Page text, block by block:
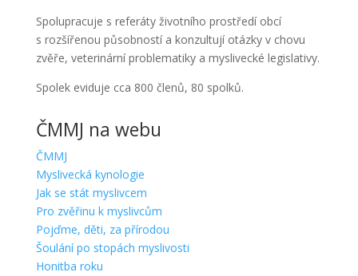
Spolupracuje s referáty životního prostředí obcí
s rozšířenou působností a konzultují otázky v chovu
zvěře, veterinární problematiky a myslivecké legislativy.
Spolek eviduje cca 800 členů, 80 spolků.
ČMMJ na webu
ČMMJ
Myslivecká kynologie
Jak se stát myslivcem
Pro zvěřinu k myslivcům
Pojďme, děti, za přírodou
Šoulání po stopách myslivosti
Honitba roku